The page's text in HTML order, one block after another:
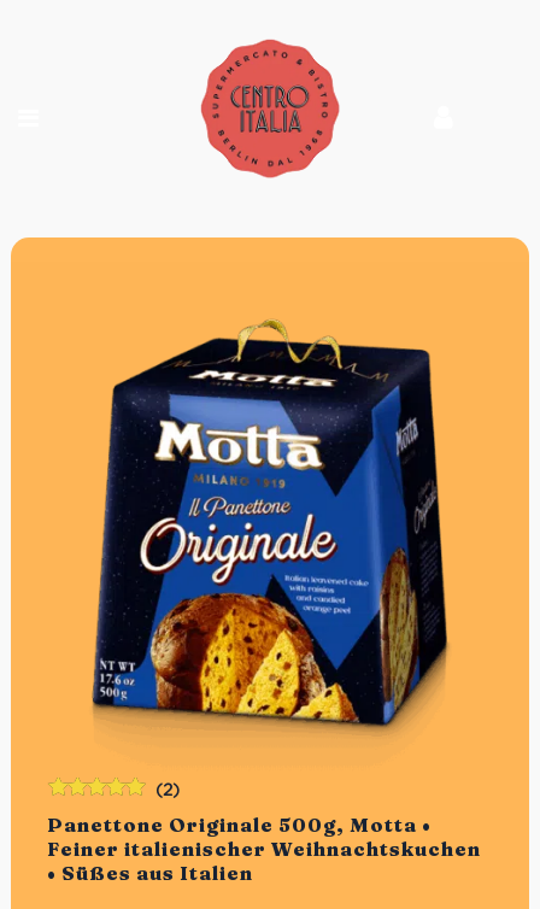
Panettone Originale 500g, Motta •
Feiner italienischer Weihnachtskuchen
• Süßes aus Italien
(2)
mit5.00von
5